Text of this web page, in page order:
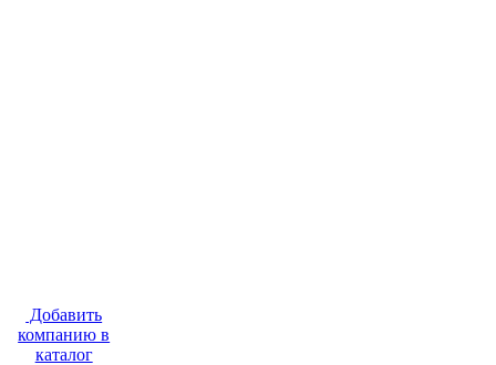
Добавить
компанию в
каталог